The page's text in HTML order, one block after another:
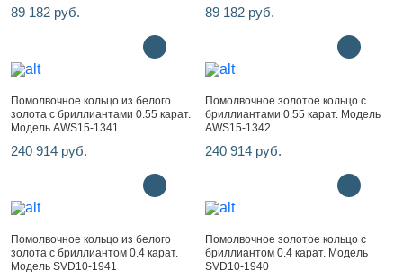
89 182 руб. 89 182 руб.
Помолвочное кольцо из белого
золота с бриллиантами 0.55 карат.
Модель AWS15-1341
240 914 руб.
Помолвочное золотое кольцо с
бриллиантами 0.55 карат. Модель
AWS15-1342
240 914 руб.
Помолвочное кольцо из белого
золота с бриллиантом 0.4 карат.
Модель SVD10-1941
Помолвочное золотое кольцо с
бриллиантом 0.4 карат. Модель
SVD10-1940